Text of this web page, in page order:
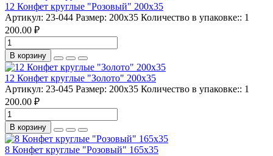
12 Конфет круглые "Розовый" 200х35
Артикул: 23-044 Размер: 200х35 Количество в упаковке:: 1
200.00 ₽
В корзину
12 Конфет круглые "Золото" 200х35
Артикул: 23-045 Размер: 200х35 Количество в упаковке:: 1
200.00 ₽
В корзину
8 Конфет круглые "Розовый" 165х35